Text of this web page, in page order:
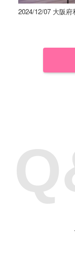
2024/12/07 大阪府